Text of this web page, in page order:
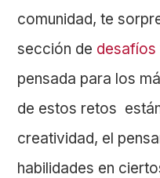
comunidad, te
sección de desafíos
pensada para los
de estos retos
creatividad, el
habilidades en